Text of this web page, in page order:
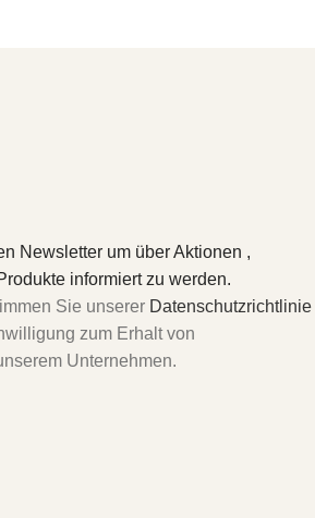
Newsletter um über Aktionen ,
informiert zu werden.
Sie unserer Datenschutzrichtlinie
zum Erhalt von
Unternehmen.